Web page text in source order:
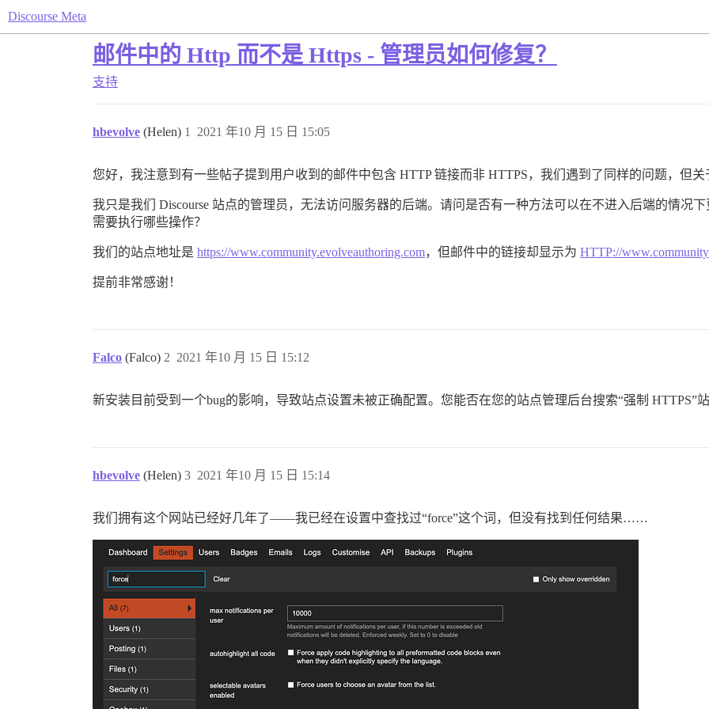
Discourse Meta
邮件中的 Http 而不是 Https - 管理员如何修复？
支持
hbevolve (Helen) 2021 年10 月 15 日 15:05
1
您好，我注意到有一些帖子提到用户收到的邮件中包含 HTTP 链接而非 HTTPS，我们遇到了同样的问题，但关
我只是我们 Discourse 站点的管理员，无法访问服务器的后端。请问是否有一种方法可以在不进入后端的情况
需要执行哪些操作？
我们的站点地址是 https://www.community.evolveauthoring.com，但邮件中的链接却显示为 HTTP://www.community
提前非常感谢！
Falco (Falco) 2021 年10 月 15 日 15:12
2
新安装目前受到一个bug的影响，导致站点设置未被正确配置。您能否在您的站点管理后台搜索“强制 HTTPS”站
hbevolve (Helen) 2021 年10 月 15 日 15:14
3
我们拥有这个网站已经好几年了——我已经在设置中查找过“force”这个词，但没有找到任何结果……